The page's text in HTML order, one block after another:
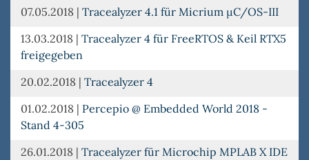
07.05.2018 | Tracealyzer 4.1 für Micrium µC/OS-III
13.03.2018 | Tracealyzer 4 für FreeRTOS & Keil RTX5
freigegeben
20.02.2018 | Tracealyzer 4
01.02.2018 | Percepio @ Embedded World 2018 -
Stand 4-305
26.01.2018 | Tracealyzer für Microchip MPLAB X IDE